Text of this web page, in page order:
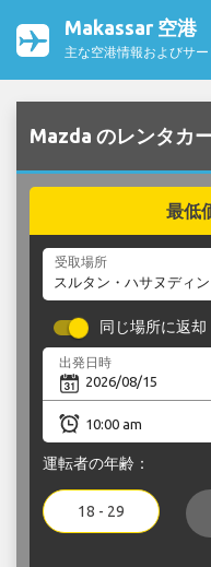
Makassar 空港
主な空港情報およびサー
Mazda のレンタカ
最低
受取場所
同じ場所に返却
出発日時
運転者の年齢：
18 - 29